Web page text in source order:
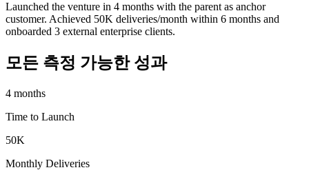
Launched the venture in 4 months with the parent as anchor
customer. Achieved 50K deliveries/month within 6 months and
onboarded 3 external enterprise clients.
모든 측정 가능한 성과
4 months
Time to Launch
50K
Monthly Deliveries